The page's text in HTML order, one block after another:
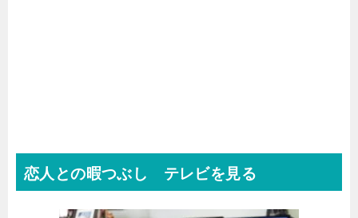
恋人との暇つぶし テレビを見る